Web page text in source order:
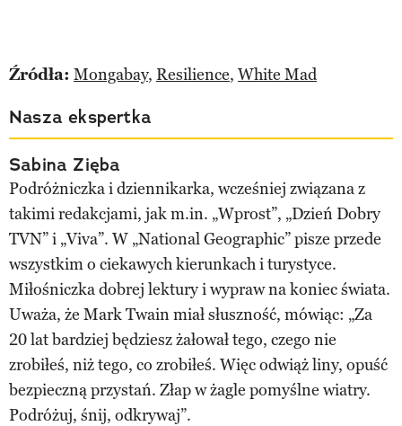
Źródła: Mongabay, Resilience, White Mad
Nasza ekspertka
Sabina Zięba
Podróżniczka i dziennikarka, wcześniej związana z
takimi redakcjami, jak m.in. „Wprost”, „Dzień Dobry
TVN” i „Viva”. W „National Geographic” pisze przede
wszystkim o ciekawych kierunkach i turystyce.
Miłośniczka dobrej lektury i wypraw na koniec świata.
Uważa, że Mark Twain miał słuszność, mówiąc: „Za
20 lat bardziej będziesz żałował tego, czego nie
zrobiłeś, niż tego, co zrobiłeś. Więc odwiąż liny, opuść
bezpieczną przystań. Złap w żagle pomyślne wiatry.
Podróżuj, śnij, odkrywaj”.